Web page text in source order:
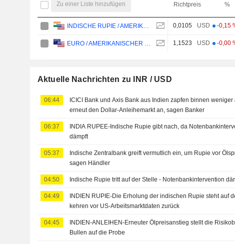
Zu einer Liste hinzufügen Richtpreis %
0,0105 USD -0,15
1,1523 USD -0,00
Aktuelle Nachrichten zu INR / USD
06:44
ICICI Bank und Axis Bank aus Indien zapfen binnen weniger
erneut den Dollar-Anleihemarkt an, sagen Banker
06:37
INDIA RUPEE-Indische Rupie gibt nach, da
dämpft
05:37
Indische Zentralbank greift vermutlich ein, um Rupie vor
sagen Händler
04:50 Indische Rupie tritt auf der Stelle - Notenbankintervention
04:49
INDIEN RUPIE-Die Erholung der indischen Rupie steht auf
kehren vor US-Arbeitsmarktdaten zurück
04:45
INDIEN-ANLEIHEN-Erneuter Ölpreisanstieg stellt die
Bullen auf die Probe